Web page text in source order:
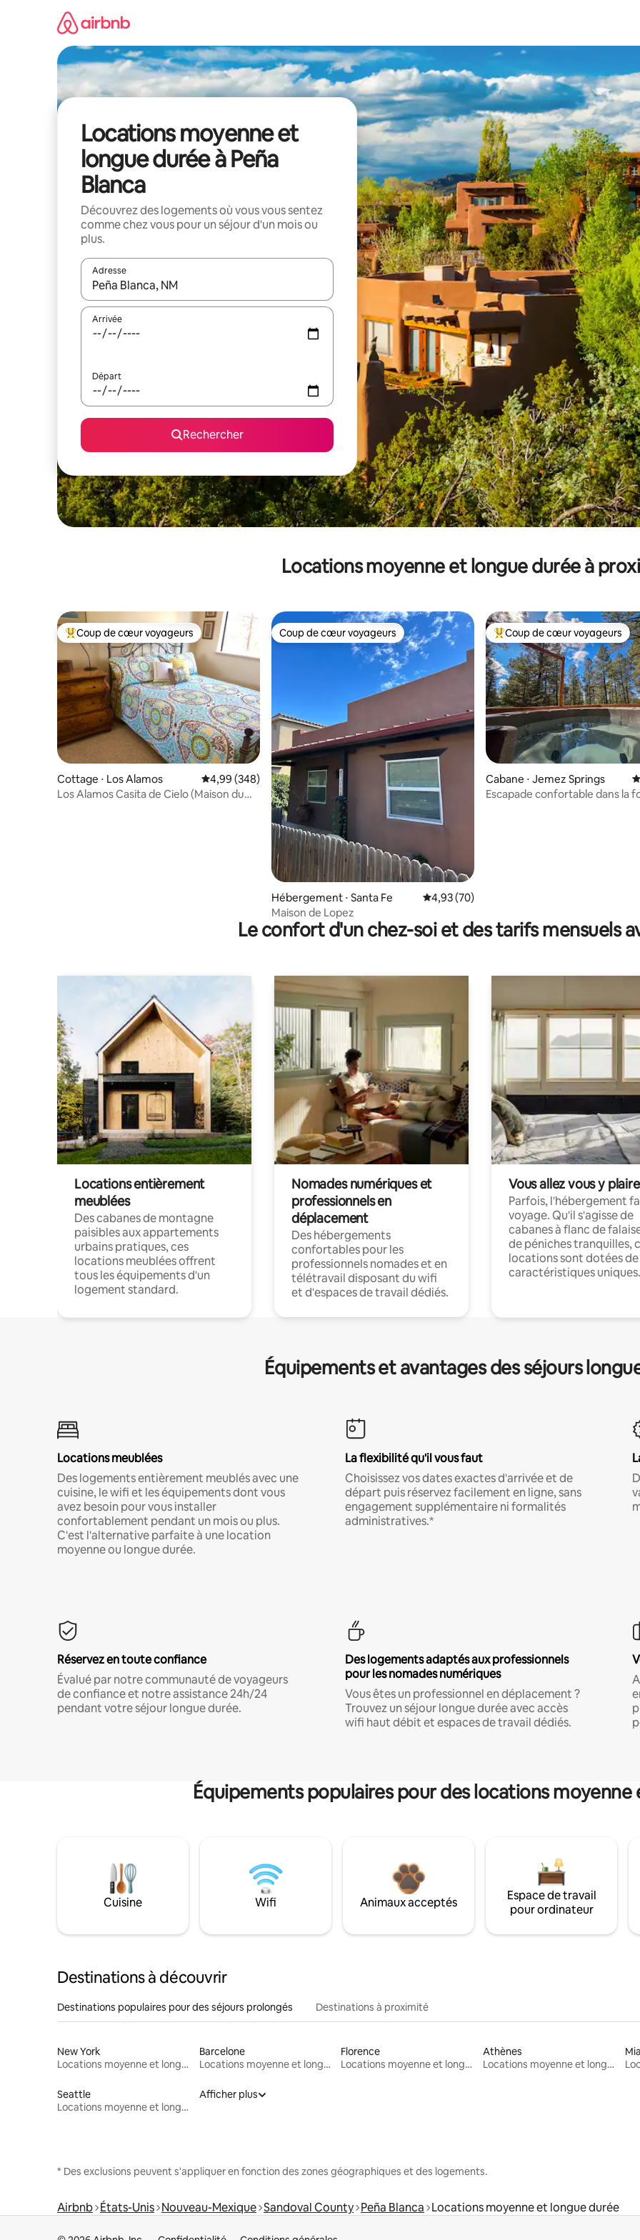
Locations moyenne et
longue durée à Peña
Blanca
Découvrez des logements où vous vous sentez
comme chez vous pour un séjour d'un mois ou
plus.
Adresse
Lorsque les résultats s'affichent, utilisez les flèches vers le haut et vers le bas pour les parcourir ou en appuyant et en
Arrivée
Départ
Rechercher
Locations moyenne et longue durée à
Coups de cœur voyageurs les plus appréciés
Coup de cœur voyageurs
Cottage ⋅ Los Alamos Évaluation moyenne sur la base de 348 commentaires : 4,99 sur 5
4,99 (348)
Los Alamos Casita de Cielo (Maison du
Coup de cœur voyageurs
Coup de cœur voyageurs
Hébergement ⋅ Santa Fe Évaluation moyenne sur la base de 70
4,93 (70)
Maison de Lopez
Coups de cœur voyageurs les
Coup de cœur voyageurs
Cabane ⋅ Jemez Springs
Escapade confortable dans la
Le confort d'un chez-soi et des tarifs mensuels
Locations entièrement
meublées
Des cabanes de montagne
paisibles aux appartements
urbains pratiques, ces
locations meublées offrent
tous les équipements d'un
logement standard.
Nomades numériques et
professionnels en
déplacement
Des hébergements
confortables pour les
professionnels nomades et en
télétravail disposant du wifi
et d'espaces de travail dédiés.
Vous allez vous y plaire
Parfois, l'hébergement
voyage. Qu'il s'agisse de
cabanes à flanc de
de péniches tranquilles,
locations sont dotées de
caractéristiques uniques.
Équipements et avantages des séjours
Locations meublées
Des logements entièrement meublés avec une
cuisine, le wifi et les équipements dont vous
avez besoin pour vous installer
confortablement pendant un mois ou plus.
C'est l'alternative parfaite à une location
moyenne ou longue durée.
La flexibilité qu'il vous faut
Choisissez vos dates exactes d'arrivée et de
départ puis réservez facilement en ligne, sans
engagement supplémentaire ni formalités
administratives.*
Réservez en toute confiance
Évalué par notre communauté de voyageurs
de confiance et notre assistance 24h/24
pendant votre séjour longue durée.
Des logements adaptés aux professionnels
pour les nomades numériques
Vous êtes un professionnel en déplacement ?
Trouvez un séjour longue durée avec accès
wifi haut débit et espaces de travail dédiés.
Équipements populaires pour des locations
Cuisine Wifi Animaux acceptés
Espace de travail
pour ordinateur
Destinations à découvrir
Destinations populaires pour des séjours prolongés Destinations à proximité
New York
Locations moyenne et longue durée
Barcelone
Locations moyenne et longue durée
Florence
Locations moyenne et longue durée
Athènes
Locations moyenne et longue durée
Seattle
Locations moyenne et longue durée
Afficher plus
* Des exclusions peuvent s'appliquer en fonction des zones géographiques et des logements.
Airbnb États-Unis Nouveau-Mexique Sandoval County Peña Blanca Locations moyenne et longue durée